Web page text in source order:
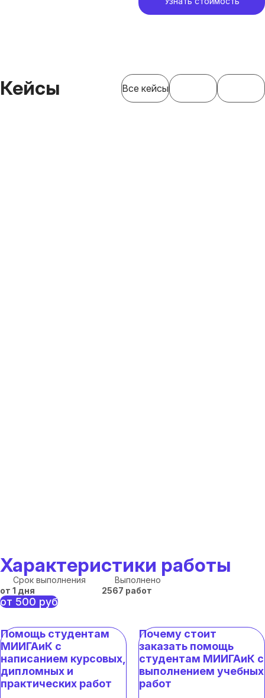
Кейсы Все кейсы
Характеристики работы
Срок выполнения
от 1 дня
Выполнено
2567 работ
от 500 руб
Помощь студентам
МИИГАиК с
написанием курсовых,
дипломных и
практических работ
Почему стоит
заказать помощь
студентам МИИГАиК с
выполнением учебных
работ